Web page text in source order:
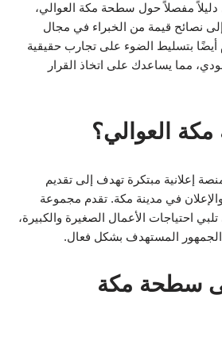
دليلاً مفصلاً حول سطحة مكة العوالي،
إلى نصائح قيمة من الخبراء في مجال
أيضًا بتسليط الضوء على تجارب حقيقية
مما يساعدك على اتخاذ القرار
العوالي؟
إعلانية مبتكرة تهدف إلى تقديم
في مدينة مكة. تقدم مجموعة
احتياجات الأعمال الصغيرة والكبيرة،
المستهدف بشكل فعال.
سطحة مكة